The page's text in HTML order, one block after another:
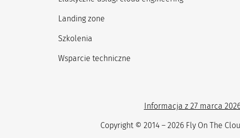
Landing zone
Szkolenia
Wsparcie techniczne
Informacja z 27 marca
Copyright © 2014 – 2026 Fly On The